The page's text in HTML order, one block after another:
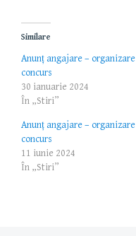
Similare
Anunț angajare – organizare
concurs
30 ianuarie 2024
În „Stiri”
Anunț angajare – organizare
concurs
11 iunie 2024
În „Stiri”